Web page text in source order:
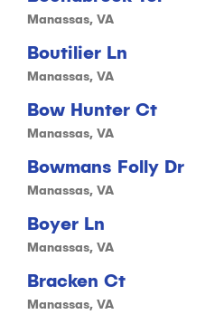
Manassas, VA
Boutilier Ln
Manassas, VA
Bow Hunter Ct
Manassas, VA
Bowmans Folly Dr
Manassas, VA
Boyer Ln
Manassas, VA
Bracken Ct
Manassas, VA